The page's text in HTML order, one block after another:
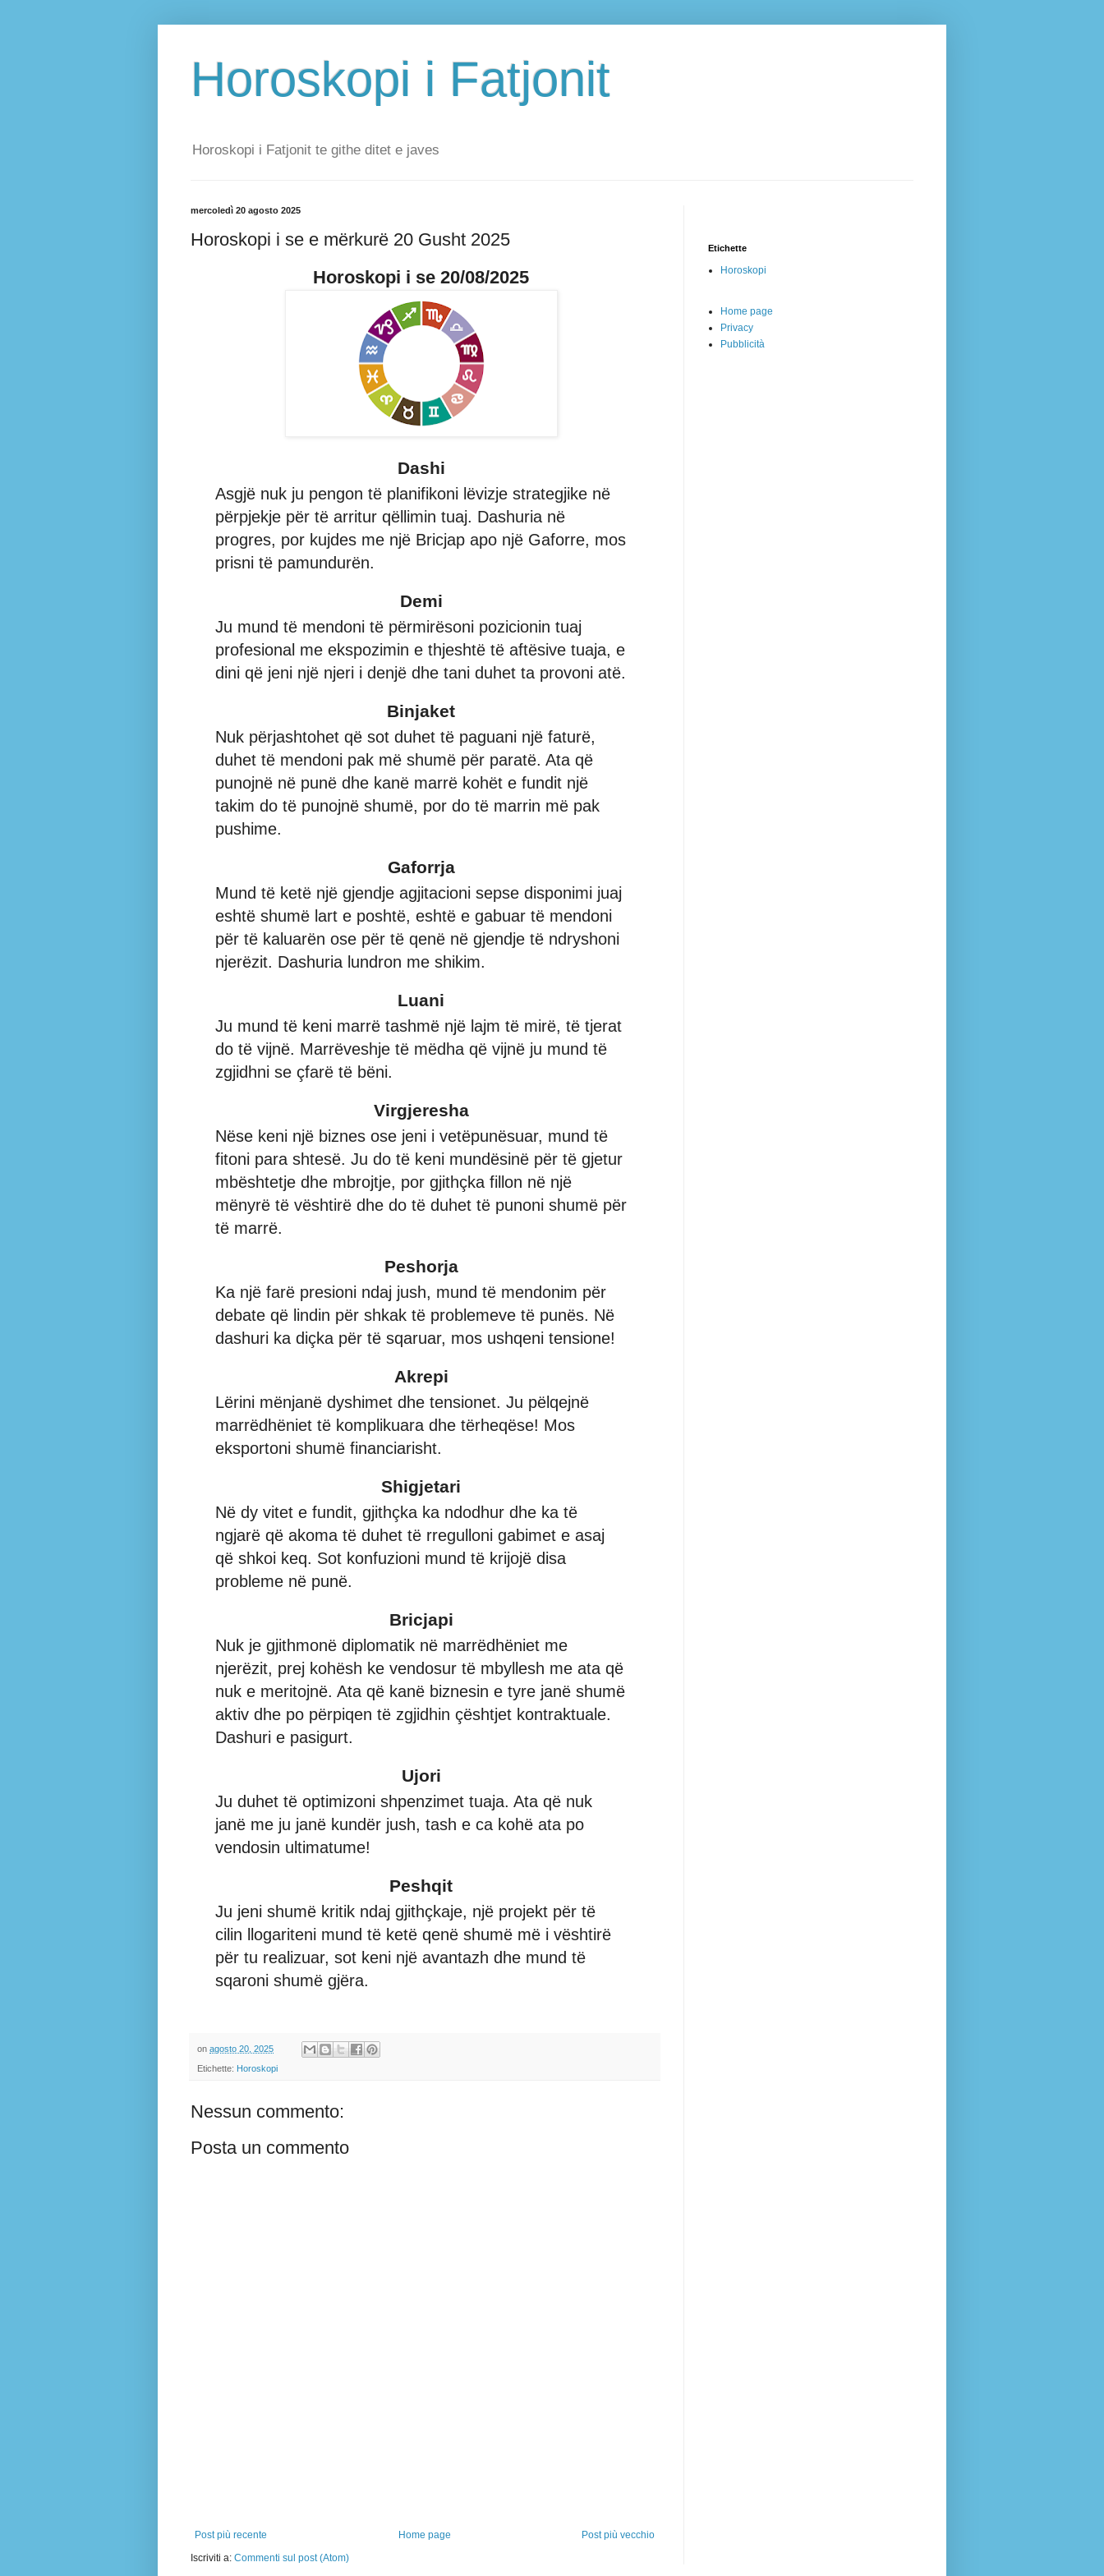
Horoskopi i Fatjonit
Horoskopi i Fatjonit te githe ditet e javes
mercoledì 20 agosto 2025
Horoskopi i se e mërkurë 20 Gusht 2025
Horoskopi i se 20/08/2025
Dashi
Asgjë nuk ju pengon të planifikoni lëvizje strategjike në
përpjekje për të arritur qëllimin tuaj. Dashuria në
progres, por kujdes me një Bricjap apo një Gaforre, mos
prisni të pamundurën.
Demi
Ju mund të mendoni të përmirësoni pozicionin tuaj
profesional me ekspozimin e thjeshtë të aftësive tuaja, e
dini që jeni një njeri i denjë dhe tani duhet ta provoni atë.
Binjaket
Nuk përjashtohet që sot duhet të paguani një faturë,
duhet të mendoni pak më shumë për paratë. Ata që
punojnë në punë dhe kanë marrë kohët e fundit një
takim do të punojnë shumë, por do të marrin më pak
pushime.
Gaforrja
Mund të ketë një gjendje agjitacioni sepse disponimi juaj
eshtë shumë lart e poshtë, eshtë e gabuar të mendoni
për të kaluarën ose për të qenë në gjendje të ndryshoni
njerëzit. Dashuria lundron me shikim.
Luani
Ju mund të keni marrë tashmë një lajm të mirë, të tjerat
do të vijnë. Marrëveshje të mëdha që vijnë ju mund të
zgjidhni se çfarë të bëni.
Virgjeresha
Nëse keni një biznes ose jeni i vetëpunësuar, mund të
fitoni para shtesë. Ju do të keni mundësinë për të gjetur
mbështetje dhe mbrojtje, por gjithçka fillon në një
mënyrë të vështirë dhe do të duhet të punoni shumë për
të marrë.
Peshorja
Ka një farë presioni ndaj jush, mund të mendonim për
debate që lindin për shkak të problemeve të punës. Në
dashuri ka diçka për të sqaruar, mos ushqeni tensione!
Akrepi
Lërini mënjanë dyshimet dhe tensionet. Ju pëlqejnë
marrëdhëniet të komplikuara dhe tërheqëse! Mos
eksportoni shumë financiarisht.
Shigjetari
Në dy vitet e fundit, gjithçka ka ndodhur dhe ka të
ngjarë që akoma të duhet të rregulloni gabimet e asaj
që shkoi keq. Sot konfuzioni mund të krijojë disa
probleme në punë.
Bricjapi
Nuk je gjithmonë diplomatik në marrëdhëniet me
njerëzit, prej kohësh ke vendosur të mbyllesh me ata që
nuk e meritojnë. Ata që kanë biznesin e tyre janë shumë
aktiv dhe po përpiqen të zgjidhin çështjet kontraktuale.
Dashuri e pasigurt.
Ujori
Ju duhet të optimizoni shpenzimet tuaja. Ata që nuk
janë me ju janë kundër jush, tash e ca kohë ata po
vendosin ultimatume!
Peshqit
Ju jeni shumë kritik ndaj gjithçkaje, një projekt për të
cilin llogariteni mund të ketë qenë shumë më i vështirë
për tu realizuar, sot keni një avantazh dhe mund të
sqaroni shumë gjëra.
on agosto 20, 2025
Etichette: Horoskopi
Nessun commento:
Posta un commento
Post più recente Post più vecchio
Home page
Iscriviti a: Commenti sul post (Atom)
Etichette
Horoskopi
Home page
Privacy
Pubblicità